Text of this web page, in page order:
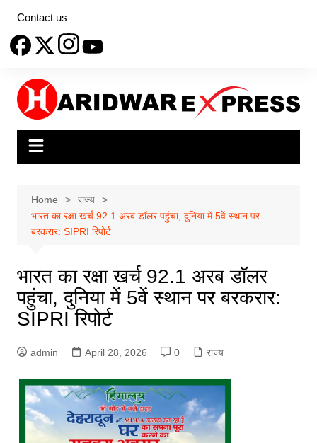
content
Contact us
Home
राज्य
भारत का रक्षा खर्च 92.1 अरब डॉलर पहुंचा, दुनिया में 5वें स्थान पर
बरकरार: SIPRI रिपोर्ट
भारत का रक्षा खर्च 92.1 अरब डॉलर
पहुंचा, दुनिया में 5वें स्थान पर बरकरार:
SIPRI रिपोर्ट
admin April 28, 2026 0 राज्य